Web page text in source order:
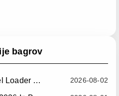
bagrov
2026-08-02
China Leading Mini Wheel Loader Supplier: Reliable Compact Wheel Loaders For Global Markets